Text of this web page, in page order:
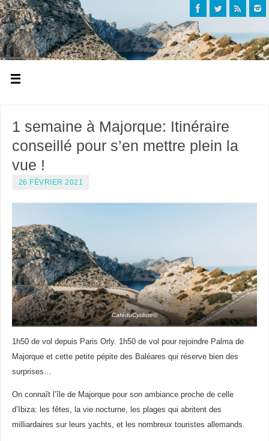
1 semaine à Majorque: Itinéraire
conseillé pour s’en mettre plein la
vue !
26 FÉVRIER 2021
CaféduCycliste©
1h50 de vol depuis Paris Orly. 1h50 de vol pour rejoindre Palma de
Majorque et cette petite pépite des Baléares qui réserve bien des
surprises…
On connaît l’île de Majorque pour son ambiance proche de celle
d’Ibiza: les fêtes, la vie nocturne, les plages qui abritent des
milliardaires sur leurs yachts, et les nombreux touristes allemands.